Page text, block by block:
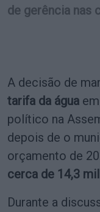
de gerência nas
A decisão de
tarifa da água
político na
depois de o
orçamento de
cerca de 14,3
Durante a